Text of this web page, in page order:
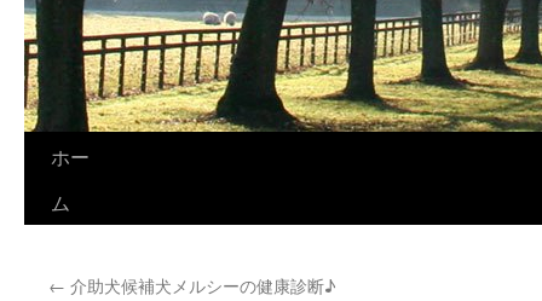
ホー
ム
← 介助犬候補犬メルシーの健康診断♪